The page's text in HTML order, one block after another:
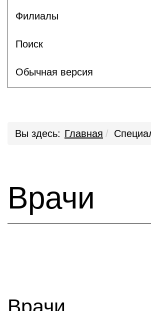
Филиалы
Поиск
Обычная версия
Вы здесь: Главная
Врачи